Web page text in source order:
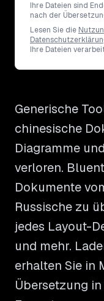
Ihre Dateien sind
nach der
Lesen Sie die
Ihre Dateien
Generische
chinesische
Diagramme
verloren.
Dokumente
Russische zu
jedes Layout-
und mehr.
erhalten Sie in
Übersetzung